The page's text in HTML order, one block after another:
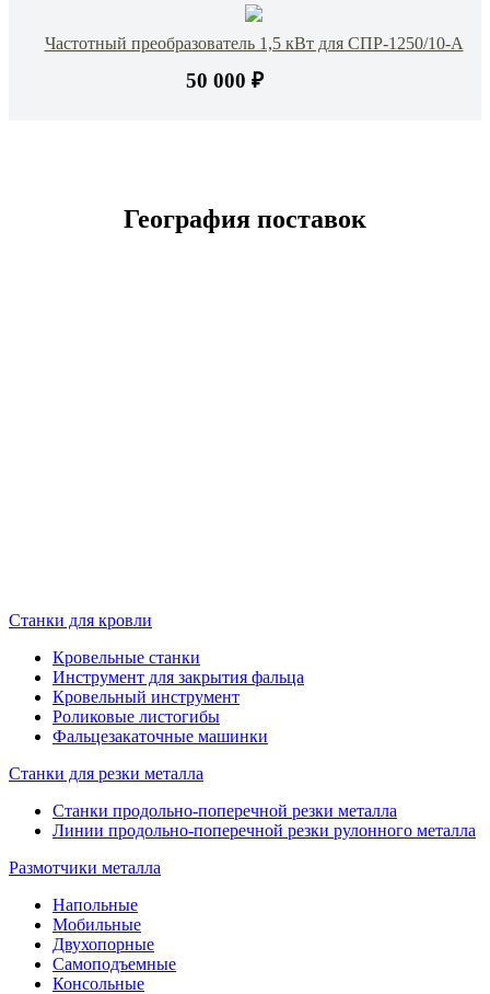
Частотный преобразователь 1,5 кВт для СПР-1250/10-А
50 000 ₽
География поставок
Станки для кровли
Кровельные станки
Инструмент для закрытия фальца
Кровельный инструмент
Роликовые листогибы
Фальцезакаточные машинки
Станки для резки металла
Станки продольно-поперечной резки металла
Линии продольно-поперечной резки рулонного металла
Размотчики металла
Напольные
Мобильные
Двухопорные
Самоподъемные
Консольные